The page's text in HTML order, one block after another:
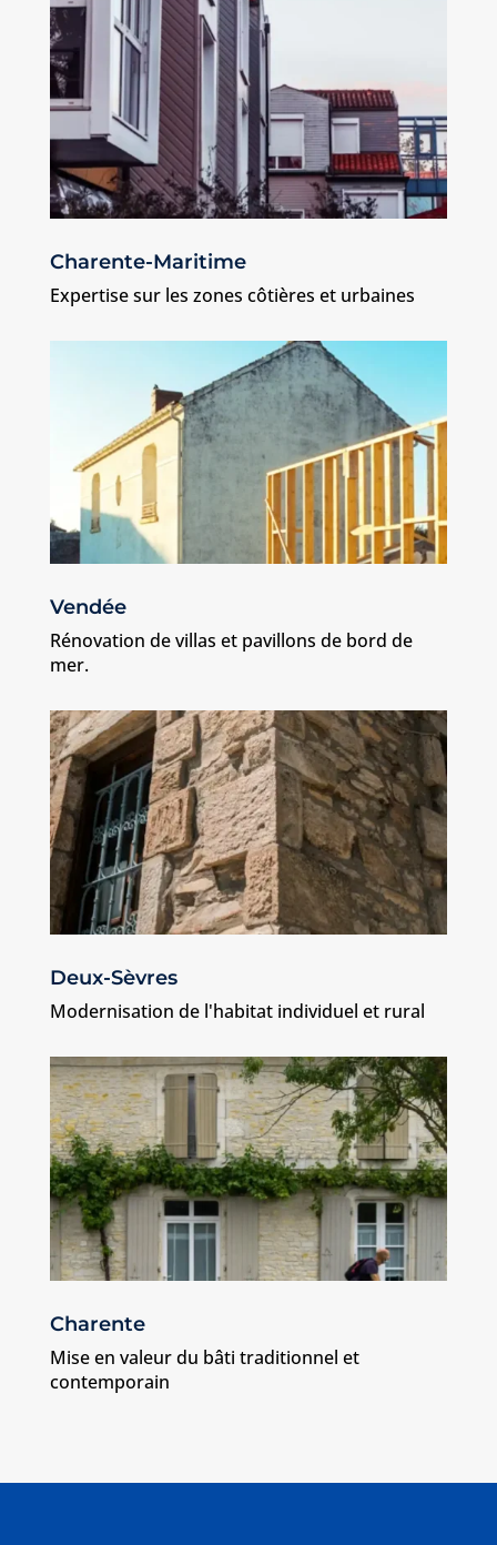
Charente-Maritime
Expertise sur les zones côtières et urbaines
Vendée
Rénovation de villas et pavillons de bord de
mer.
Deux-Sèvres
Modernisation de l'habitat individuel et rural
Charente
Mise en valeur du bâti traditionnel et
contemporain